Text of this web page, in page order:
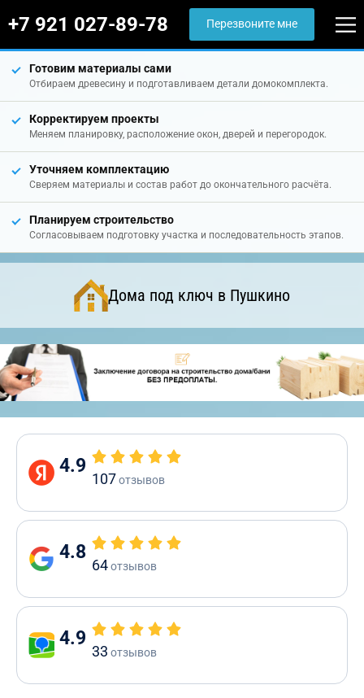
+7 921 027-89-78 Перезвоните мне
Готовим материалы сами
Отбираем древесину и подготавливаем детали домокомплекта.
Корректируем проекты
Меняем планировку, расположение окон, дверей и перегородок.
Уточняем комплектацию
Сверяем материалы и состав работ до окончательного расчёта.
Планируем строительство
Согласовываем подготовку участка и последовательность этапов.
Дома под ключ в Пушкино
4.9
107отзывов
4.8
64отзывов
4.9
33 отзывов